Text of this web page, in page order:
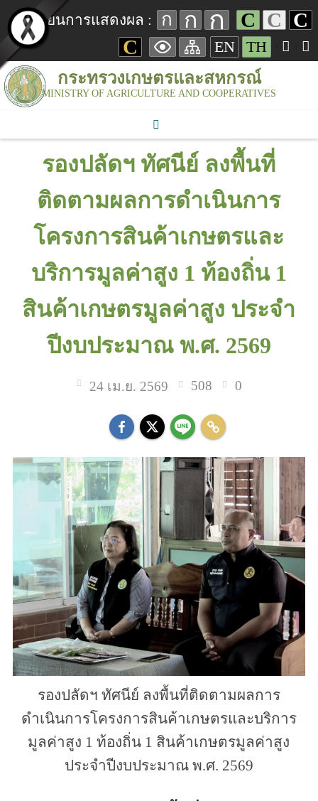
เปลี่ยนการแสดงผล : ก ก ก C C C
C
EN TH
กระทรวงเกษตรและสหกรณ์
MINISTRY OF AGRICULTURE AND COOPERATIVES
รองปลัดฯ ทัศนีย์ ลงพื้นที่
ติดตามผลการดำเนินการ
โครงการสินค้าเกษตรและ
บริการมูลค่าสูง 1 ท้องถิ่น 1
สินค้าเกษตรมูลค่าสูง ประจำ
ปีงบประมาณ พ.ศ. 2569
24 เม.ย. 2569 508 0
รองปลัดฯ ทัศนีย์ ลงพื้นที่ติดตามผลการ
ดำเนินการโครงการสินค้าเกษตรและบริการ
มูลค่าสูง 1 ท้องถิ่น 1 สินค้าเกษตรมูลค่าสูง
ประจำปีงบประมาณ พ.ศ. 2569